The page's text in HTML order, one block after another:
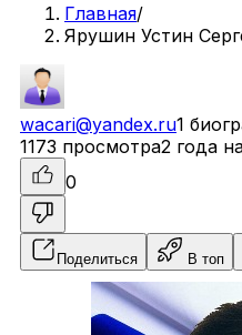
Главная/
Ярушин Устин
wacari@yandex.ru1
1173 просмотра2 года
0
Поделиться В топ